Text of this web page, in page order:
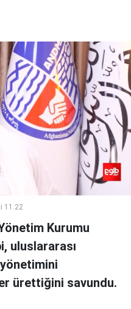
11:22
Kurumu
uluslararası
ürettiğini savundu.